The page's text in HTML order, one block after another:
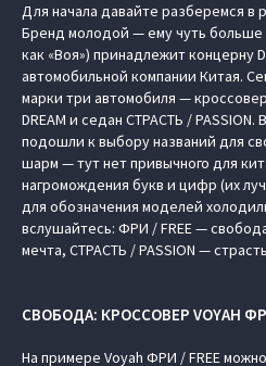
Для начала давайте разберемся в
Бренд молодой — ему чуть больше
как «Воя») принадлежит концерну
автомобильной компании Китая.
марки три автомобиля —
DREAM и седан СТРАСТЬ / PASSION.
подошли к выбору названий для
шарм — тут нет привычного для
нагромождения букв и цифр (их
для обозначения моделей
вслушайтесь: ФРИ / FREE —
мечта, СТРАСТЬ / PASSION —
СВОБОДА: КРОССОВЕР VOYAH
На примере Voyah ФРИ / FREE